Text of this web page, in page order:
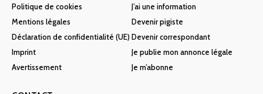
Politique de cookies
Mentions légales
Déclaration de confidentialité (UE)
Imprint
Avertissement
J’ai une information
Devenir pigiste
Devenir correspondant
Je publie mon annonce légale
Je m’abonne